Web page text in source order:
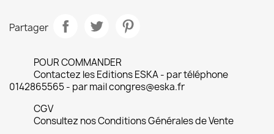
Partager
POUR COMMANDER
Contactez les Editions ESKA - par téléphone
0142865565 - par mail congres@eska.fr
CGV
Consultez nos Conditions Générales de Vente